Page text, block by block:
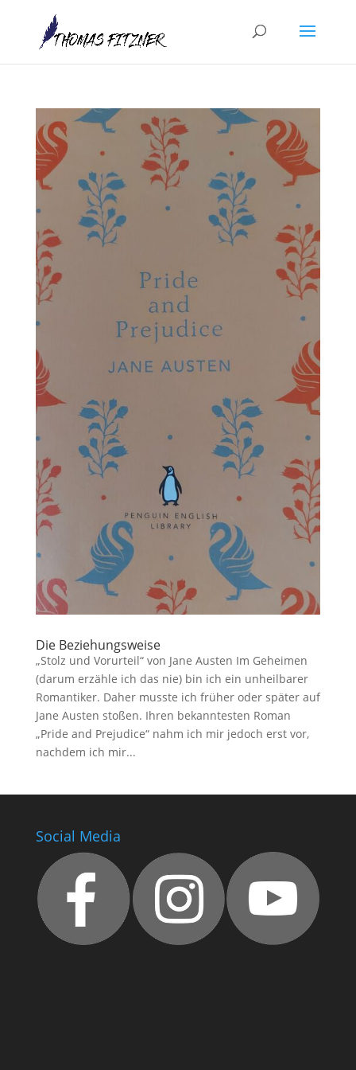
Die Beziehungsweise
„Stolz und Vorurteil“ von Jane Austen Im Geheimen
(darum erzähle ich das nie) bin ich ein unheilbarer
Romantiker. Daher musste ich früher oder später auf
Jane Austen stoßen. Ihren bekanntesten Roman
„Pride and Prejudice“ nahm ich mir jedoch erst vor,
nachdem ich mir...
Social Media